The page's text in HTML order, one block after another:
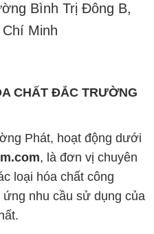
Bình Trị Đông B,
Minh
CHẤT ĐẮC TRƯỜNG
Phát, hoạt động dưới
, là đơn vị chuyên
loại hóa chất công
nhu cầu sử dụng của